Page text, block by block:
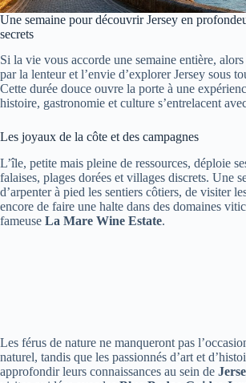
Une semaine pour découvrir Jersey en
secrets
Si la vie vous accorde une semaine entière,
par la lenteur et l’envie d’explorer Jersey sous
Cette durée douce ouvre la porte à une
histoire, gastronomie et culture s’entrelacent
Les joyaux de la côte et des campagnes
L’île, petite mais pleine de ressources, déploie
falaises, plages dorées et villages discrets. Une
d’arpenter à pied les sentiers côtiers, de visiter
encore de faire une halte dans des domaines
fameuse La Mare Wine Estate.
Les férus de nature ne manqueront pas
naturel, tandis que les passionnés d’art et
approfondir leurs connaissances au sein de